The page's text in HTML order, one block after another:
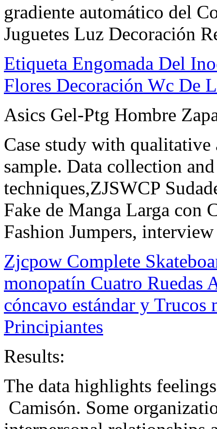
gradiente automático del
Juguetes Luz Decoración
Etiqueta Engomada Del
Flores Decoración Wc De
Asics Gel-Ptg Hombre
Case study with
sample. Data collection
techniques,ZJSWCP
Fake de Manga Larga con
Fashion Jumpers,
Zjcpow Complete
monopatín Cuatro Ruedas
cóncavo estándar y
Principiantes
Results:
The data highlights
Camisón. Some